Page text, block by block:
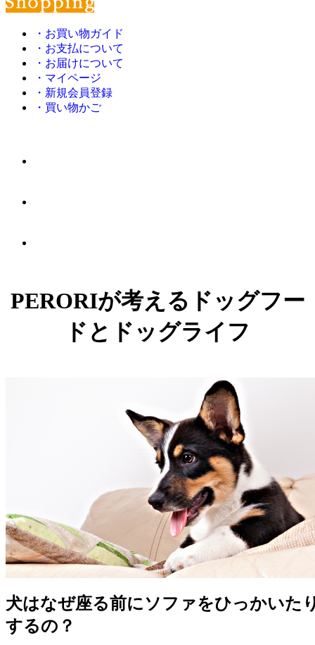
・お買い物ガイド
・お支払について
・お届けについて
・マイページ
・新規会員登録
・買い物かご
PERORIが考えるドッグフー
ドとドッグライフ
犬はなぜ座る前にソファをひっかいた
するの？